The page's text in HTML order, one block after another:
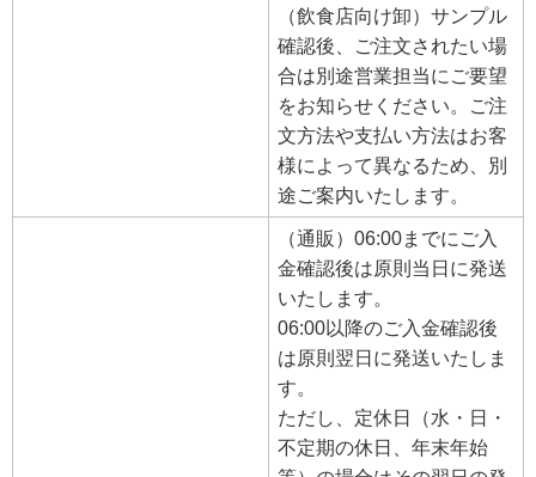
（飲食店向け卸）サンプル
確認後、ご注文されたい場
合は別途営業担当にご要望
をお知らせください。ご注
文方法や支払い方法はお客
様によって異なるため、別
途ご案内いたします。
（通販）06:00までにご入
金確認後は原則当日に発送
いたします。
06:00以降のご入金確認後
は原則翌日に発送いたしま
す。
ただし、定休日（水・日・
不定期の休日、年末年始